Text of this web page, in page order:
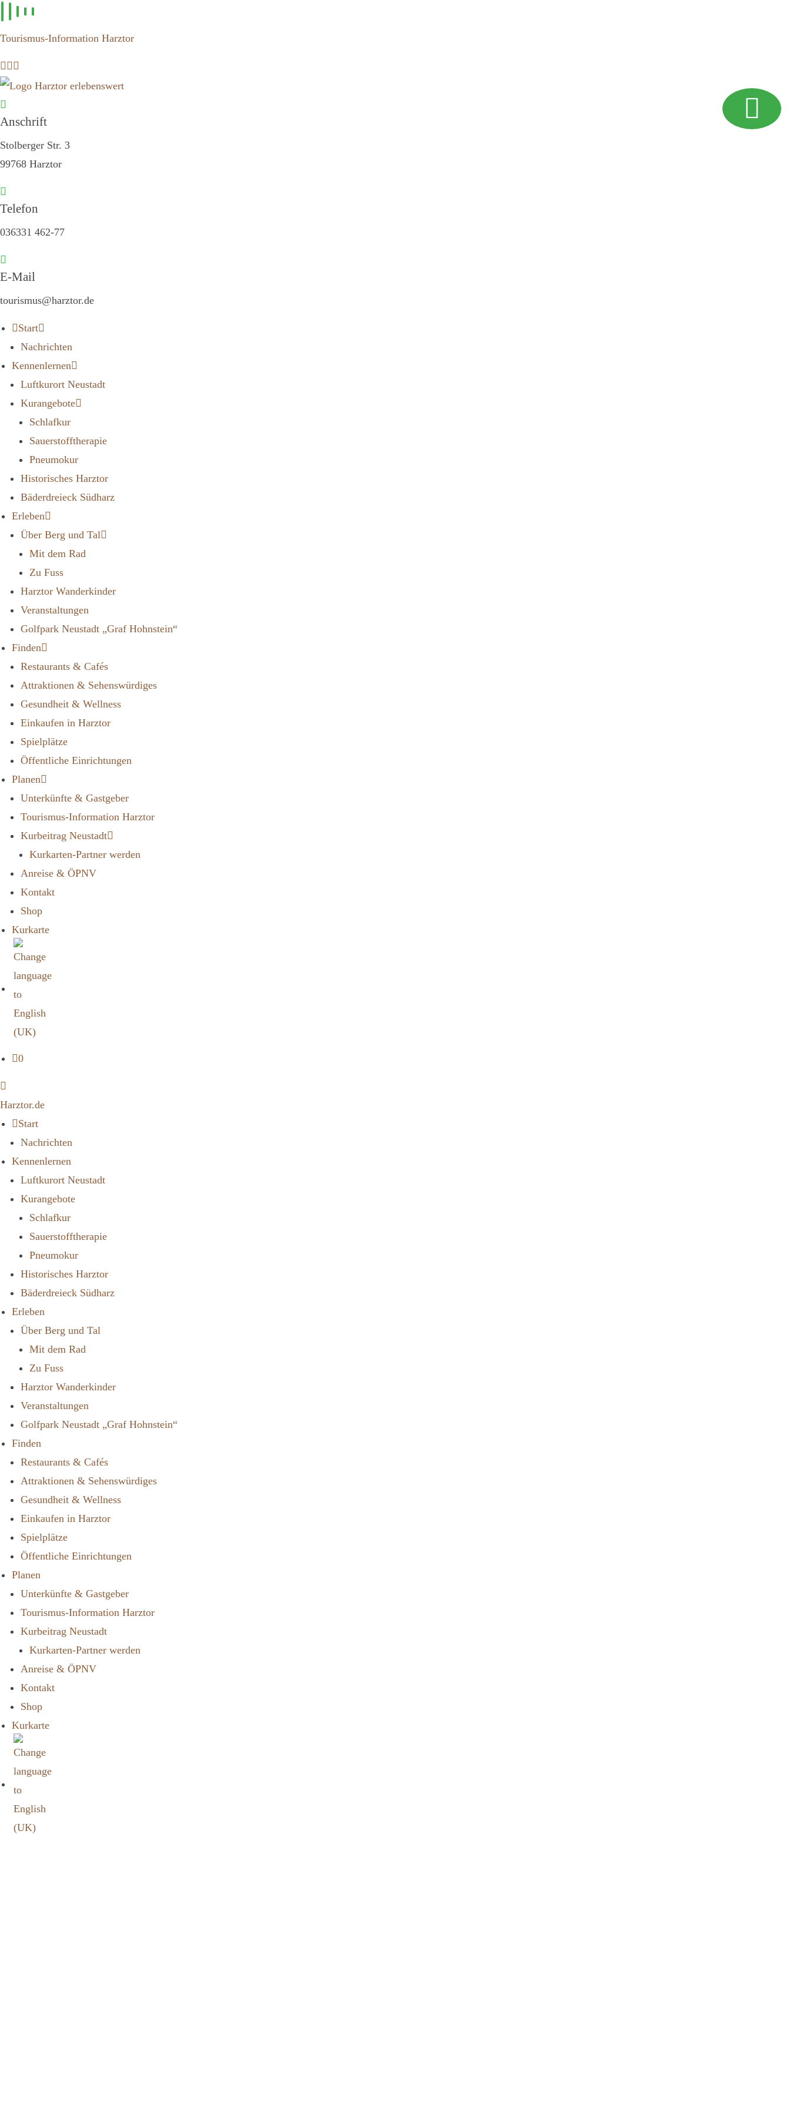
Zum
Tourismus-Information Harztor
Anschrift
Stolberger Str. 3
99768 Harztor
Telefon
036331 462-77
E-Mail
tourismus@harztor.de
Start
Nachrichten
Kennenlernen
Luftkurort Neustadt
Kurangebote
Schlafkur
Sauerstofftherapie
Pneumokur
Historisches Harztor
Bäderdreieck Südharz
Erleben
Über Berg und Tal
Mit dem Rad
Zu Fuss
Harztor Wanderkinder
Veranstaltungen
Golfpark Neustadt „Graf Hohnstein“
Finden
Restaurants & Cafés
Attraktionen & Sehenswürdiges
Gesundheit & Wellness
Einkaufen in Harztor
Spielplätze
Öffentliche Einrichtungen
Planen
Unterkünfte & Gastgeber
Tourismus-Information Harztor
Kurbeitrag Neustadt
Kurkarten-Partner werden
Anreise & ÖPNV
Kontakt
Shop
Kurkarte
0
Harztor.de
Start
Nachrichten
Kennenlernen
Luftkurort Neustadt
Kurangebote
Schlafkur
Sauerstofftherapie
Pneumokur
Historisches Harztor
Bäderdreieck Südharz
Erleben
Über Berg und Tal
Mit dem Rad
Zu Fuss
Harztor Wanderkinder
Veranstaltungen
Golfpark Neustadt „Graf Hohnstein“
Finden
Restaurants & Cafés
Attraktionen & Sehenswürdiges
Gesundheit & Wellness
Einkaufen in Harztor
Spielplätze
Öffentliche Einrichtungen
Planen
Unterkünfte & Gastgeber
Tourismus-Information Harztor
Kurbeitrag Neustadt
Kurkarten-Partner werden
Anreise & ÖPNV
Kontakt
Shop
Kurkarte